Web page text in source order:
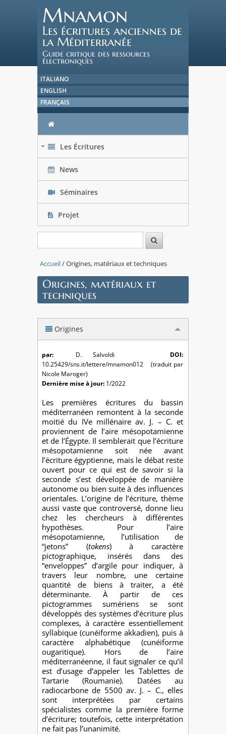
Mnamon
Les écritures anciennes de
la Méditerranée
Guide critique des ressources
électroniques
ITALIANO
ENGLISH
FRANÇAIS
Les Écritures
News
Séminaires
Projet
Accueil/ Origines, matériaux et techniques
Origines, matériaux et
techniques
Origines
par: D. Salvoldi
DOI:
10.25429/sns.it/lettere/mnamon012 (traduit par
Nicole Maroger)
Dernière mise à jour: 1/2022
Les premières écritures du bassin
méditerranéen remontent à la seconde
moitié du IVe millénaire av. J. – C. et
proviennent de l’aire mésopotamienne
et de l’Égypte. Il semblerait que l’écriture
mésopotamienne soit née avant
l’écriture égyptienne, mais le débat reste
ouvert pour ce qui est de savoir si la
seconde s’est développée de manière
autonome ou bien suite à des influences
orientales. L’origine de l’écriture, thème
aussi vaste que controversé, donne lieu
chez les chercheurs à différentes
hypothèses. Pour l’aire
mésopotamienne, l’utilisation de
“jetons” (tokens) à caractère
pictographique, insérés dans des
“enveloppes” d’argile pour indiquer, à
travers leur nombre, une certaine
quantité de biens à traiter, a été
déterminante. À partir de ces
pictogrammes sumériens se sont
développés des systèmes d’écriture plus
complexes, à caractère essentiellement
syllabique (cunéiforme akkadien), puis à
caractère alphabétique (cunéiforme
ougaritique). Hors de l’aire
méditerranéenne, il faut signaler ce qu’il
est d’usage d’appeler les Tablettes de
Tartarie (Roumanie). Datées au
radiocarbone de 5500 av. J. – C., elles
sont interprétées par certains
spécialistes comme la première forme
d’écriture; toutefois, cette interprétation
ne fait pas l’unanimité.